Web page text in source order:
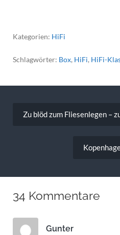
Kategorien: HiFi
Schlagwörter: Box, HiFi, HiFi-
Zu blöd zum Fliesenlegen –
34 Kommentare
Gunter